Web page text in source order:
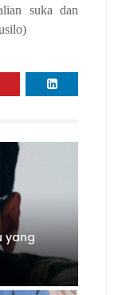
suka dan
yang